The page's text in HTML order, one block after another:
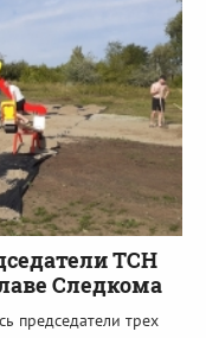
ТСН
Следкома
председатели трех